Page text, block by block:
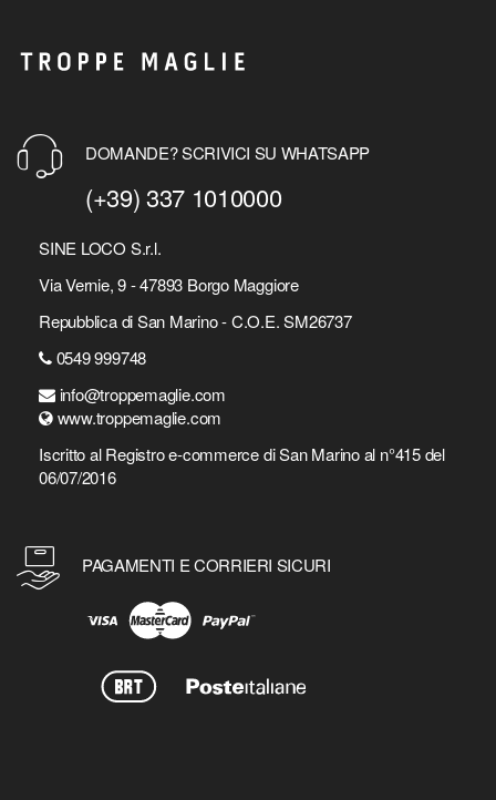
DOMANDE? SCRIVICI SU WHATSAPP
(+39) 337 1010000
SINE LOCO S.r.l.
Via Vernie, 9 - 47893 Borgo Maggiore
Repubblica di San Marino - C.O.E. SM26737
0549 999748
info@troppemaglie.com
www.troppemaglie.com
Iscritto al Registro e-commerce di San Marino al n°415 del
06/07/2016
PAGAMENTI E CORRIERI SICURI